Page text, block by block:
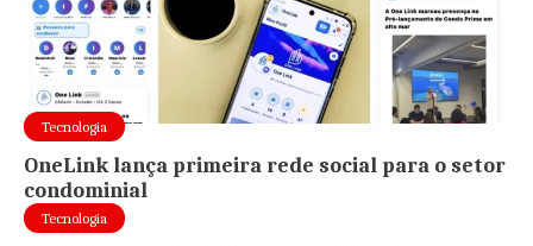
Tecnologia
OneLink lança primeira rede social para o setor
condominial
Tecnologia